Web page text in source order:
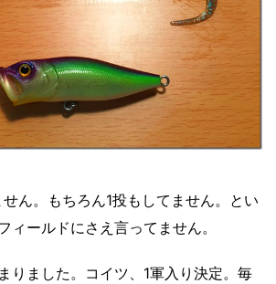
ん。もちろん1投もしてません。とい
ィールドにさえ言ってません。
りました。コイツ、1軍入り決定。毎